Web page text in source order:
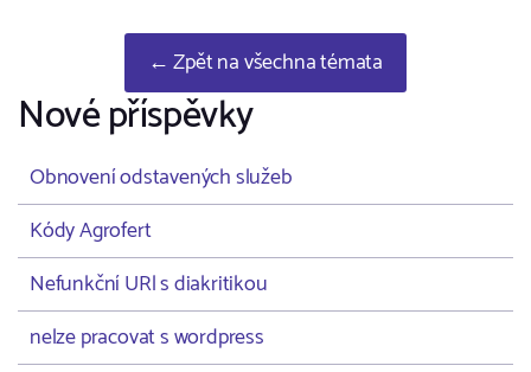
← Zpět na všechna témata
Nové příspěvky
Obnovení odstavených služeb
Kódy Agrofert
Nefunkční URl s diakritikou
nelze pracovat s wordpress